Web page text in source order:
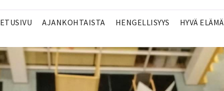
ETUSIVU AJANKOHTAISTA HENGELLISYYS HYVÄ ELÄMÄ